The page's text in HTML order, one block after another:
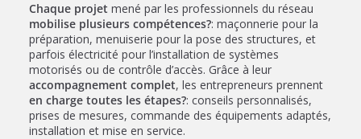
Chaque projet mené par les professionnels du réseau
mobilise plusieurs compétences?: maçonnerie pour la
préparation, menuiserie pour la pose des structures, et
parfois électricité pour l’installation de systèmes
motorisés ou de contrôle d’accès. Grâce à leur
accompagnement complet, les entrepreneurs prennent
en charge toutes les étapes?: conseils personnalisés,
prises de mesures, commande des équipements adaptés,
installation et mise en service.